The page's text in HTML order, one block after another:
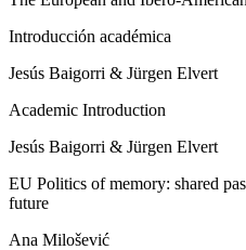
Introducción académica
Jesús Baigorri & Jürgen Elvert
Academic Introduction
Jesús Baigorri & Jürgen Elvert
EU Politics of memory: shared
future
Ana Milošević